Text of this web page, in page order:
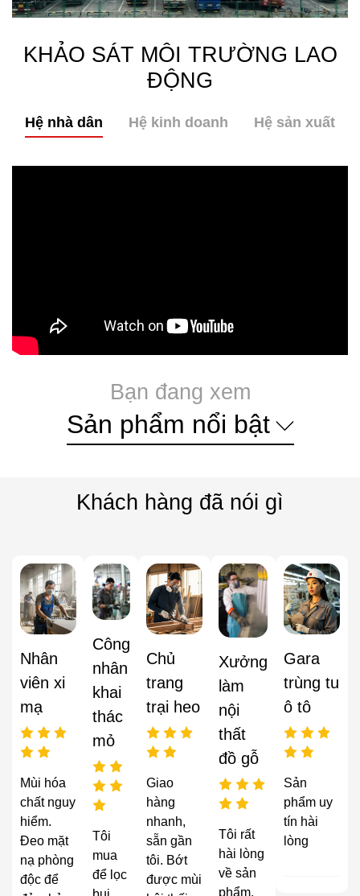
KHẢO SÁT MÔI TRƯỜNG LAO
ĐỘNG
Hệ nhà dân Hệ kinh doanh Hệ sản xuất
Bạn đang xem
Sản phẩm nổi bật
Khách hàng đã nói gì
Nhân
viên xi
mạ
Mùi hóa
chất nguy
hiểm.
Đeo mặt
nạ phòng
độc để
Công
nhân
khai
thác
mỏ
Tôi
mua
để lọc
Chủ
trang
trại heo
Giao
hàng
nhanh,
sẵn gần
tôi. Bớt
được mùi
Xưởng
làm
nội
thất
đồ gỗ
Tôi rất
hài lòng
về sản
phẩm,
Gara
trùng tu
ô tô
Sản
phẩm uy
tín hài
lòng